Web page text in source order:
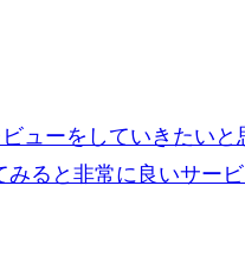
ューをしていきたいと
ると非常に良いサー